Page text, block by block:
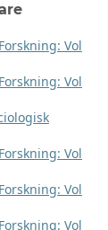
Vol
Vol
Vol
Vol
Vol